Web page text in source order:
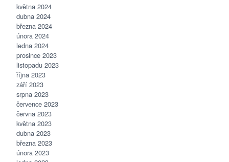
května 2024
dubna 2024
března 2024
února 2024
ledna 2024
prosince 2023
listopadu 2023
října 2023
září 2023
srpna 2023
července 2023
června 2023
května 2023
dubna 2023
března 2023
února 2023